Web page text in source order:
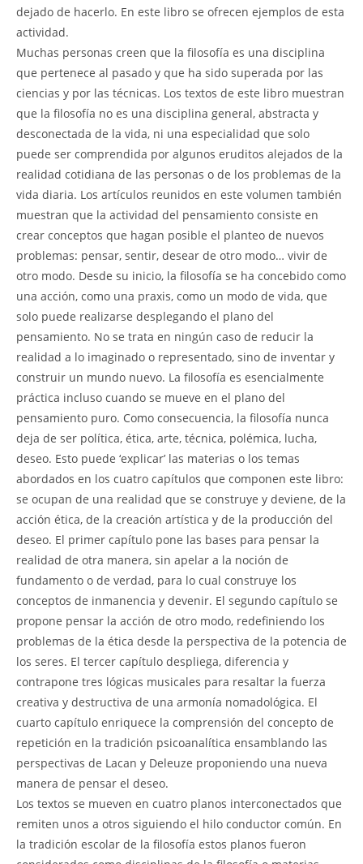
dejado de hacerlo. En este libro se ofrecen ejemplos de esta
actividad.
Muchas personas creen que la filosofía es una disciplina
que pertenece al pasado y que ha sido superada por las
ciencias y por las técnicas. Los textos de este libro muestran
que la filosofía no es una disciplina general, abstracta y
desconectada de la vida, ni una especialidad que solo
puede ser comprendida por algunos eruditos alejados de la
realidad cotidiana de las personas o de los problemas de la
vida diaria. Los artículos reunidos en este volumen también
muestran que la actividad del pensamiento consiste en
crear conceptos que hagan posible el planteo de nuevos
problemas: pensar, sentir, desear de otro modo… vivir de
otro modo. Desde su inicio, la filosofía se ha concebido como
una acción, como una praxis, como un modo de vida, que
solo puede realizarse desplegando el plano del
pensamiento. No se trata en ningún caso de reducir la
realidad a lo imaginado o representado, sino de inventar y
construir un mundo nuevo. La filosofía es esencialmente
práctica incluso cuando se mueve en el plano del
pensamiento puro. Como consecuencia, la filosofía nunca
deja de ser política, ética, arte, técnica, polémica, lucha,
deseo. Esto puede ‘explicar’ las materias o los temas
abordados en los cuatro capítulos que componen este libro:
se ocupan de una realidad que se construye y deviene, de la
acción ética, de la creación artística y de la producción del
deseo. El primer capítulo pone las bases para pensar la
realidad de otra manera, sin apelar a la noción de
fundamento o de verdad, para lo cual construye los
conceptos de inmanencia y devenir. El segundo capítulo se
propone pensar la acción de otro modo, redefiniendo los
problemas de la ética desde la perspectiva de la potencia de
los seres. El tercer capítulo despliega, diferencia y
contrapone tres lógicas musicales para resaltar la fuerza
creativa y destructiva de una armonía nomadológica. El
cuarto capítulo enriquece la comprensión del concepto de
repetición en la tradición psicoanalítica ensamblando las
perspectivas de Lacan y Deleuze proponiendo una nueva
manera de pensar el deseo.
Los textos se mueven en cuatro planos interconectados que
remiten unos a otros siguiendo el hilo conductor común. En
la tradición escolar de la filosofía estos planos fueron